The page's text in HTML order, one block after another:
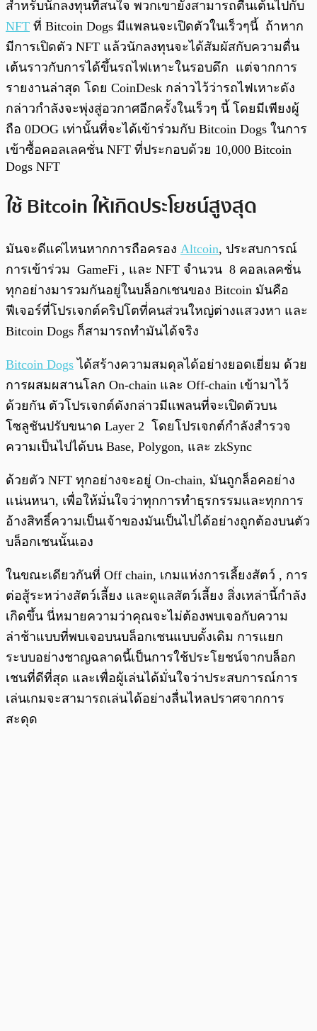
สำหรับนักลงทุนที่สนใจ พวกเขายังสามารถตื่นเต้นไปกับ
NFT ที่ Bitcoin Dogs มีแพลนจะเปิดตัวในเร็วๆนี้ ถ้าหาก
มีการเปิดตัว NFT แล้วนักลงทุนจะได้สัมผัสกับความตื่น
เต้นราวกับการได้ขึ้นรถไฟเหาะในรอบดึก แต่จากการ
รายงานล่าสุด โดย CoinDesk กล่าวไว้ว่ารถไฟเหาะดัง
กล่าวกำลังจะพุ่งสู่อวกาศอีกครั้งในเร็วๆ นี้ โดยมีเพียงผู้
ถือ 0DOG เท่านั้นที่จะได้เข้าร่วมกับ Bitcoin Dogs ในการ
เข้าซื้อคอลเลคชั่น NFT ที่ประกอบด้วย 10,000 Bitcoin
Dogs NFT
ใช้ Bitcoin ให้เกิดประโยชน์สูงสุด
มันจะดีแค่ไหนหากการถือครอง Altcoin, ประสบการณ์
การเข้าร่วม GameFi , และ NFT จำนวน 8 คอลเลคชั่น
ทุกอย่างมารวมกันอยู่ในบล็อกเชนของ Bitcoin มันคือ
ฟีเจอร์ที่โปรเจกต์คริปโตที่คนส่วนใหญ่ต่างแสวงหา และ
Bitcoin Dogs ก็สามารถทำมันได้จริง
Bitcoin Dogs ได้สร้างความสมดุลได้อย่างยอดเยี่ยม ด้วย
การผสมผสานโลก On-chain และ Off-chain เข้ามาไว้
ด้วยกัน ตัวโปรเจกต์ดังกล่าวมีแพลนที่จะเปิดตัวบน
โซลูชันปรับขนาด Layer 2 โดยโปรเจกต์กำลังสำรวจ
ความเป็นไปได้บน Base, Polygon, และ zkSync
ด้วยตัว NFT ทุกอย่างจะอยู่ On-chain, มันถูกล็อคอย่าง
แน่นหนา, เพื่อให้มั่นใจว่าทุกการทำธุรกรรมและทุกการ
อ้างสิทธิ์ความเป็นเจ้าของมันเป็นไปได้อย่างถูกต้องบนตัว
บล็อกเชนนั้นเอง
ในขณะเดียวกันที่ Off chain, เกมแห่งการเลี้ยงสัตว์ , การ
ต่อสู้ระหว่างสัตว์เลี้ยง และดูแลสัตว​์เลี้ยง สิ่งเหล่านี้กำลัง
เกิดขึ้น นี่หมายความว่าคุณจะไม่ต้องพบเจอกับความ
ล่าช้าแบบที่พบเจอบนบล็อกเชนแบบดั้งเดิม การแยก
ระบบอย่างชาญฉลาดนี้เป็นการใช้ประโยชน์จากบล็อก
เชนที่ดีที่สุด และเพื่อผู้เล่นได้มั่นใจว่าประสบการณ์การ
เล่นเกมจะสามารถเล่นได้อย่างลื่นไหลปราศจากการ
สะดุด